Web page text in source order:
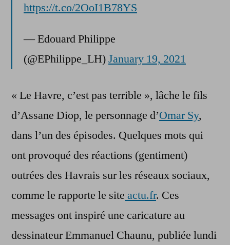
https://t.co/2OoI1B78YS
— Edouard Philippe
(@EPhilippe_LH)January 19, 2021
« Le Havre, c’est pas terrible », lâche le fils
d’Assane Diop, le personnage d’Omar Sy,
dans l’un des épisodes. Quelques mots qui
ont provoqué des réactions (gentiment)
outrées des Havrais sur les réseaux sociaux,
comme le rapporte le site actu.fr. Ces
messages ont inspiré une caricature au
dessinateur Emmanuel Chaunu, publiée lundi